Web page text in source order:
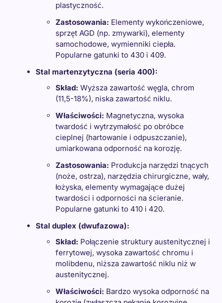
plastyczność.
Zastosowania: Elementy wykończeniowe,
sprzęt AGD (np. zmywarki), elementy
samochodowe, wymienniki ciepła.
Popularne gatunki to 430 i 409.
Stal martenzytyczna (seria 400):
Skład: Wyższa zawartość węgla, chrom
(11,5-18%), niska zawartość niklu.
Właściwości: Magnetyczna, wysoka
twardość i wytrzymałość po obróbce
cieplnej (hartowanie i odpuszczanie),
umiarkowana odporność na korozję.
Zastosowania: Produkcja narzędzi tnących
(noże, ostrza), narzędzia chirurgiczne, wały,
łożyska, elementy wymagające dużej
twardości i odporności na ścieranie.
Popularne gatunki to 410 i 420.
Stal duplex (dwufazowa):
Skład: Połączenie struktury austenitycznej i
ferrytowej, wysoka zawartość chromu i
molibdenu, niższa zawartość niklu niż w
austenitycznej.
Właściwości: Bardzo wysoka odporność na